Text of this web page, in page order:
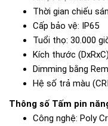
Thời gian chiếu
Cấp bảo vệ: IP65
Tuổi thọ: 30.000
Kích thước
Dimming bằng
Hệ số trả màu
Thông số Tấm pin
Công nghệ: Poly